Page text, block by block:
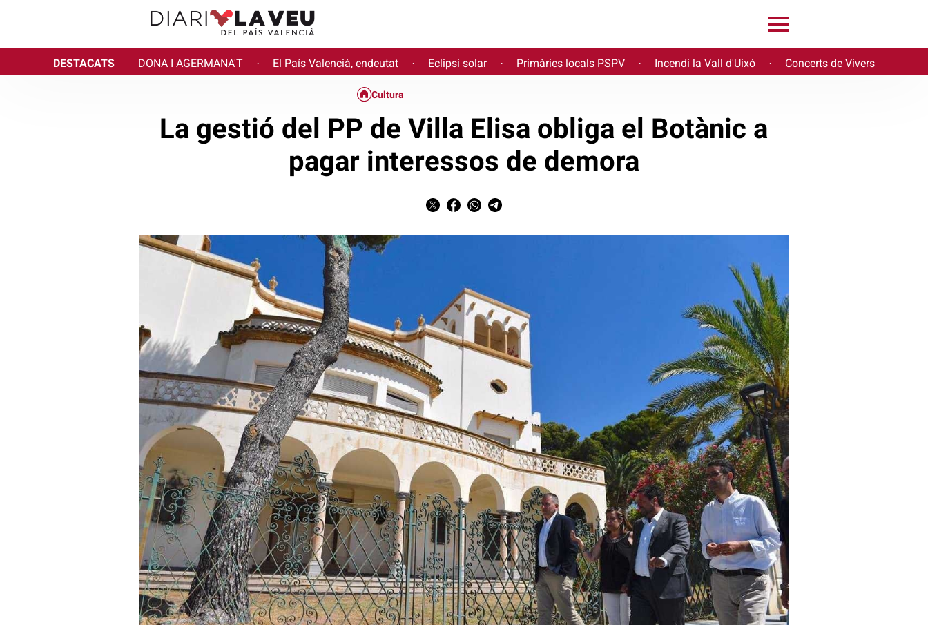
DESTACATS DONA I AGERMANA'T · El País Valencià, endeutat · Eclipsi solar · Primàries locals PSPV · Incendi la Vall d'Uixó · Concerts de Vivers
Cultura
La gestió del PP de Villa Elisa obliga el Botànic a
pagar interessos de demora